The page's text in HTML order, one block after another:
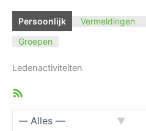
Persoonlijk Vermeldingen
Groepen
Ledenactiviteiten